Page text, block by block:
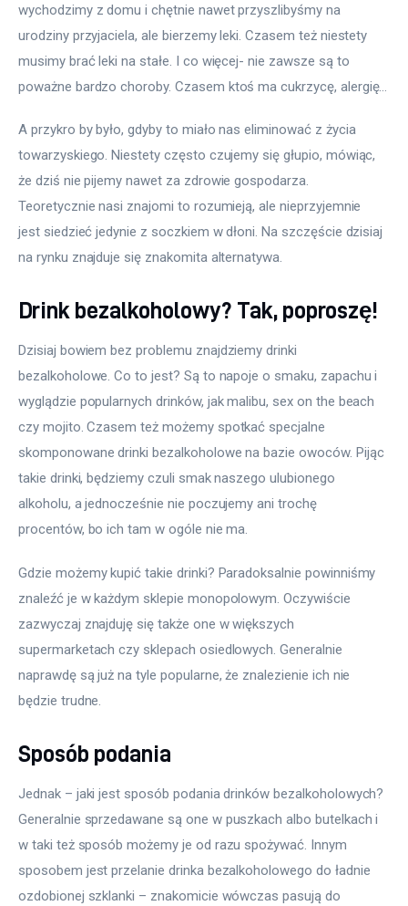
wychodzimy z domu i chętnie nawet przyszlibyśmy na
urodziny przyjaciela, ale bierzemy leki. Czasem też niestety
musimy brać leki na stałe. I co więcej- nie zawsze są to
poważne bardzo choroby. Czasem ktoś ma cukrzycę, alergię…
A przykro by było, gdyby to miało nas eliminować z życia
towarzyskiego. Niestety często czujemy się głupio, mówiąc,
że dziś nie pijemy nawet za zdrowie gospodarza.
Teoretycznie nasi znajomi to rozumieją, ale nieprzyjemnie
jest siedzieć jedynie z soczkiem w dłoni. Na szczęście dzisiaj
na rynku znajduje się znakomita alternatywa.
Drink bezalkoholowy? Tak, poproszę!
Dzisiaj bowiem bez problemu znajdziemy drinki
bezalkoholowe. Co to jest? Są to napoje o smaku, zapachu i
wyglądzie popularnych drinków, jak malibu, sex on the beach
czy mojito. Czasem też możemy spotkać specjalne
skomponowane drinki bezalkoholowe na bazie owoców. Pijąc
takie drinki, będziemy czuli smak naszego ulubionego
alkoholu, a jednocześnie nie poczujemy ani trochę
procentów, bo ich tam w ogóle nie ma.
Gdzie możemy kupić takie drinki? Paradoksalnie powinniśmy
znaleźć je w każdym sklepie monopolowym. Oczywiście
zazwyczaj znajduję się także one w większych
supermarketach czy sklepach osiedlowych. Generalnie
naprawdę są już na tyle popularne, że znalezienie ich nie
będzie trudne.
Sposób podania
Jednak – jaki jest sposób podania drinków bezalkoholowych?
Generalnie sprzedawane są one w puszkach albo butelkach i
w taki też sposób możemy je od razu spożywać. Innym
sposobem jest przelanie drinka bezalkoholowego do ładnie
ozdobionej szklanki – znakomicie wówczas pasują do